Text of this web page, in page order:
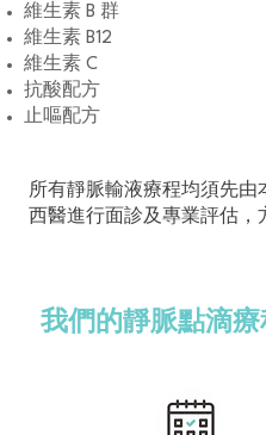
維生素 B 群
維生素 B12
維生素 C
抗酸配方
止嘔配方
所有靜脈輸液療程均須先由
西醫進行面診及專業評估，
我們的靜脈點滴療